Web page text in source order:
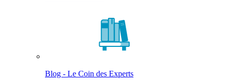
Blog - Le Coin des Experts